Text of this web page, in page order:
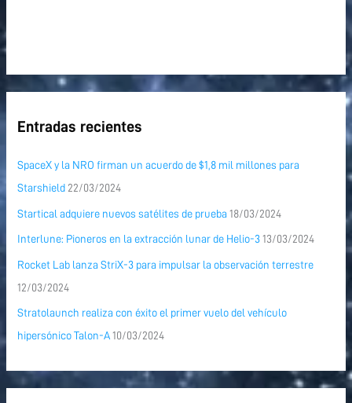
Entradas recientes
SpaceX y la NRO firman un acuerdo de $1,8 mil millones para
Starshield 22/03/2024
Startical adquiere nuevos satélites de prueba 18/03/2024
Interlune: Pioneros en la extracción lunar de Helio-3 13/03/2024
Rocket Lab lanza StriX-3 para impulsar la observación terrestre
12/03/2024
Stratolaunch realiza con éxito el primer vuelo del vehículo
hipersónico Talon-A 10/03/2024